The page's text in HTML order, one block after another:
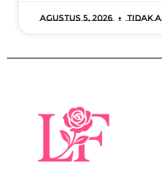
Agustus 5, 2026 Tidak